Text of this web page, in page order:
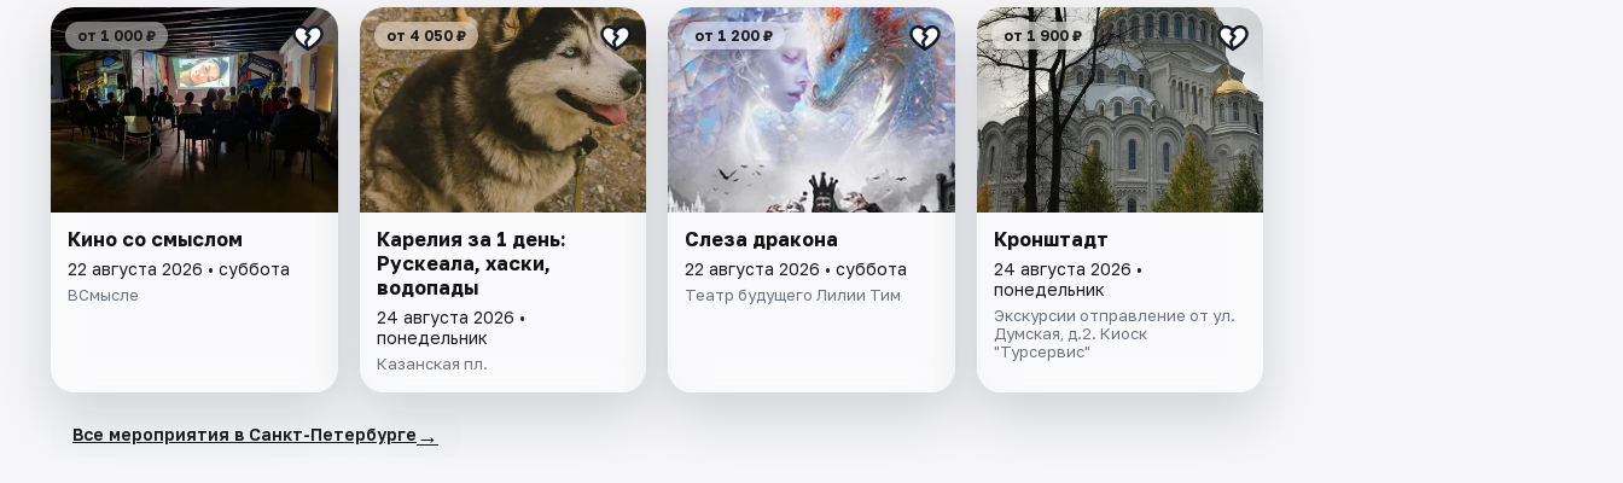
от 1 000 ₽
Кино со смыслом
22 августа 2026 • суббота
ВСмысле
от 4 050 ₽
Карелия за 1 день:
Рускеала, хаски,
водопады
24 августа 2026 •
понедельник
Казанская пл.
от 1 200 ₽
Слеза дракона
22 августа 2026 • суббота
Театр будущего Лилии Тим
от 1 900 ₽
Кронштадт
24 августа 2026 •
понедельник
Экскурсии отправление от ул.
Думская, д.2. Киоск
"Турсервис"
Все мероприятия в Санкт-Петербурге →